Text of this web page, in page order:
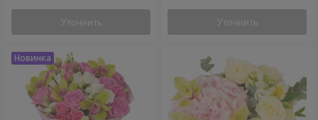
Уточнить Уточнить